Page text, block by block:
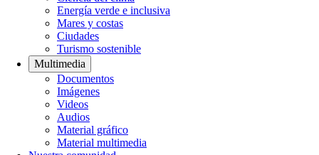
Energía verde e inclusiva
Mares y costas
Ciudades
Turismo sostenible
Multimedia
Documentos
Imágenes
Videos
Audios
Material gráfico
Material multimedia